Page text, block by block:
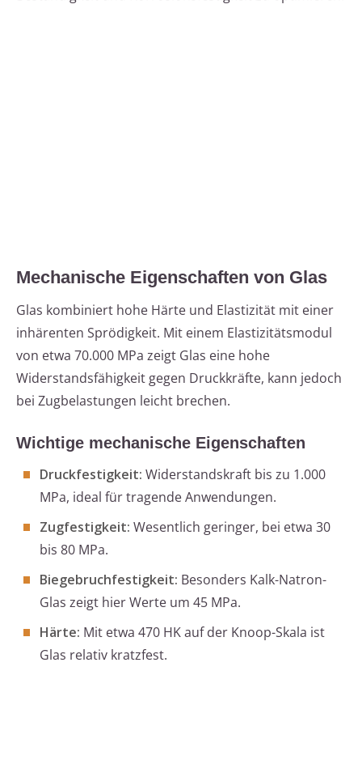
Mechanische Eigenschaften von Glas
Glas kombiniert hohe Härte und Elastizität mit einer
inhärenten Sprödigkeit. Mit einem Elastizitätsmodul
von etwa 70.000 MPa zeigt Glas eine hohe
Widerstandsfähigkeit gegen Druckkräfte, kann jedoch
bei Zugbelastungen leicht brechen.
Wichtige mechanische Eigenschaften
Druckfestigkeit: Widerstandskraft bis zu 1.000
MPa, ideal für tragende Anwendungen.
Zugfestigkeit: Wesentlich geringer, bei etwa 30
bis 80 MPa.
Biegebruchfestigkeit: Besonders Kalk-Natron-
Glas zeigt hier Werte um 45 MPa.
Härte: Mit etwa 470 HK auf der Knoop-Skala ist
Glas relativ kratzfest.